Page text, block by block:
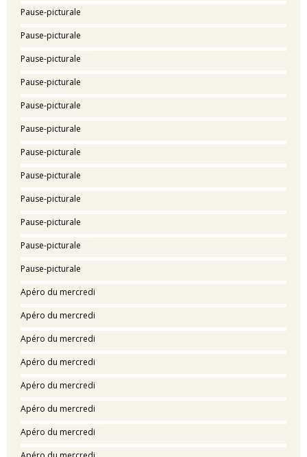
Pause-picturale
Pause-picturale
Pause-picturale
Pause-picturale
Pause-picturale
Pause-picturale
Pause-picturale
Pause-picturale
Pause-picturale
Pause-picturale
Pause-picturale
Pause-picturale
Apéro du mercredi
Apéro du mercredi
Apéro du mercredi
Apéro du mercredi
Apéro du mercredi
Apéro du mercredi
Apéro du mercredi